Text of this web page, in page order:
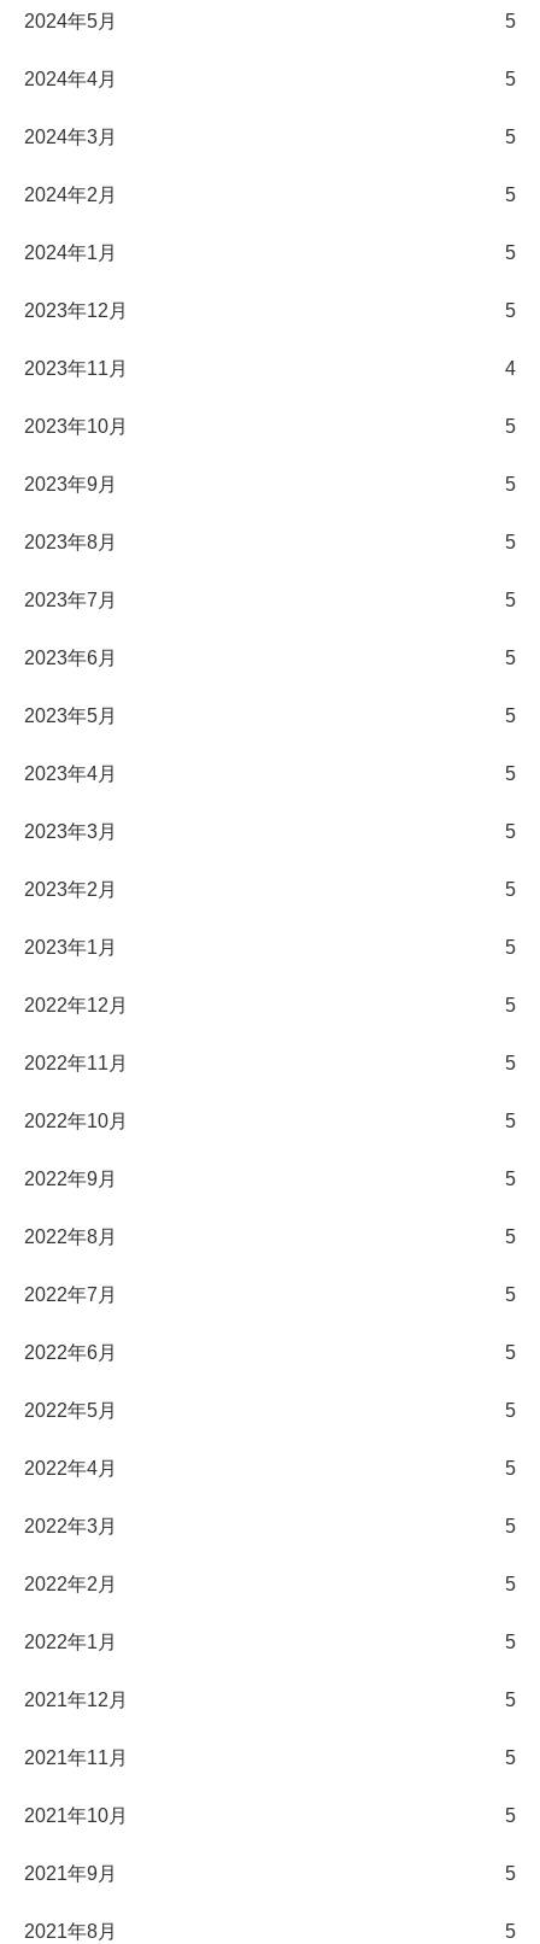
2024年5月 5
2024年4月 5
2024年3月 5
2024年2月 5
2024年1月 5
2023年12月 5
2023年11月 4
2023年10月 5
2023年9月 5
2023年8月 5
2023年7月 5
2023年6月 5
2023年5月 5
2023年4月 5
2023年3月 5
2023年2月 5
2023年1月 5
2022年12月 5
2022年11月 5
2022年10月 5
2022年9月 5
2022年8月 5
2022年7月 5
2022年6月 5
2022年5月 5
2022年4月 5
2022年3月 5
2022年2月 5
2022年1月 5
2021年12月 5
2021年11月 5
2021年10月 5
2021年9月 5
2021年8月 5